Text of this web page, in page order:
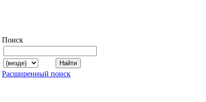
Поиск
Расширенный поиск